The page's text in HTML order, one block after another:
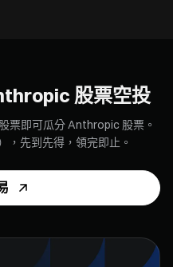
股票空投
票即可瓜分 Anthropic 股票。
，先到先得，領完即止。